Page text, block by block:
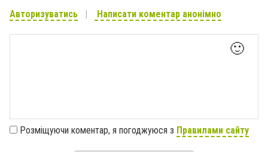
Авторизуватись Написати коментар анонімно
🙂
Розміщуючи коментар, я погоджуюся з Правилами сайту